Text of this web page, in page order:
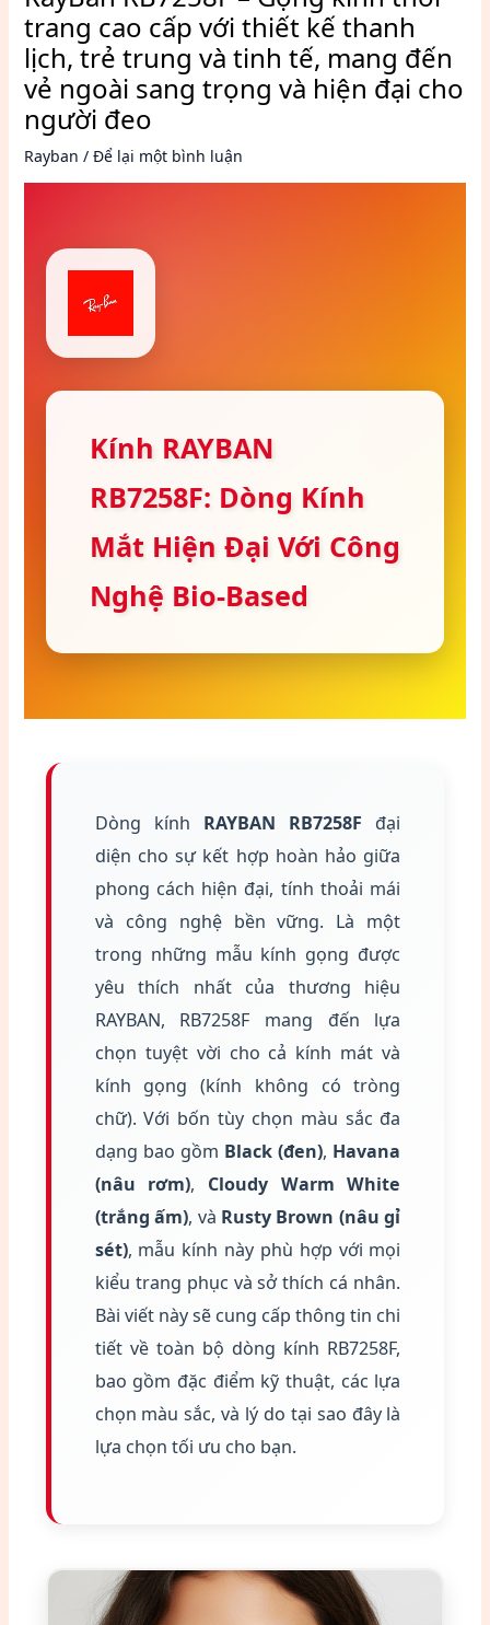
trang cao cấp với thiết kế thanh
lịch, trẻ trung và tinh tế, mang đến
vẻ ngoài sang trọng và hiện đại cho
người đeo
Rayban / Để lại một bình luận
Kính RAYBAN
RB7258F: Dòng Kính
Mắt Hiện Đại Với Công
Nghệ Bio-Based
Dòng kính RAYBAN RB7258F đại
diện cho sự kết hợp hoàn hảo giữa
phong cách hiện đại, tính thoải mái
và công nghệ bền vững. Là một
trong những mẫu kính gọng được
yêu thích nhất của thương hiệu
RAYBAN, RB7258F mang đến lựa
chọn tuyệt vời cho cả kính mát và
kính gọng (kính không có tròng
chữ). Với bốn tùy chọn màu sắc đa
dạng bao gồm Black (đen), Havana
(nâu rơm), Cloudy Warm White
(trắng ấm), và Rusty Brown (nâu gỉ
sét), mẫu kính này phù hợp với mọi
kiểu trang phục và sở thích cá nhân.
Bài viết này sẽ cung cấp thông tin chi
tiết về toàn bộ dòng kính RB7258F,
bao gồm đặc điểm kỹ thuật, các lựa
chọn màu sắc, và lý do tại sao đây là
lựa chọn tối ưu cho bạn.